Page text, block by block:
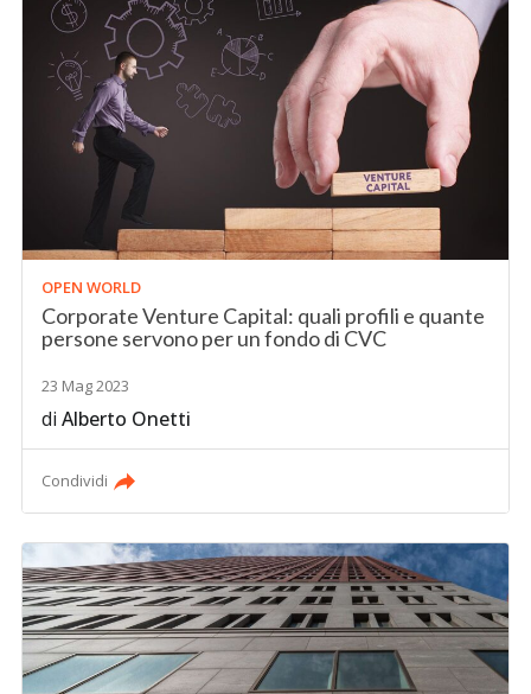
OPEN WORLD
Corporate Venture Capital: quali profili e quante
persone servono per un fondo di CVC
23 Mag 2023
diAlberto Onetti
Condividi